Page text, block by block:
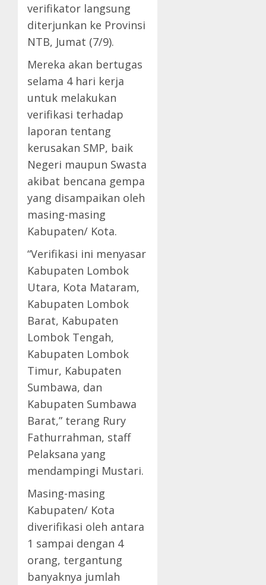
verifikator langsung
diterjunkan ke Provinsi
NTB, Jumat (7/9).
Mereka akan bertugas
selama 4 hari kerja
untuk melakukan
verifikasi terhadap
laporan tentang
kerusakan SMP, baik
Negeri maupun Swasta
akibat bencana gempa
yang disampaikan oleh
masing-masing
Kabupaten/ Kota.
“Verifikasi ini menyasar
Kabupaten Lombok
Utara, Kota Mataram,
Kabupaten Lombok
Barat, Kabupaten
Lombok Tengah,
Kabupaten Lombok
Timur, Kabupaten
Sumbawa, dan
Kabupaten Sumbawa
Barat,” terang Rury
Fathurrahman, staff
Pelaksana yang
mendampingi Mustari.
Masing-masing
Kabupaten/ Kota
diverifikasi oleh antara
1 sampai dengan 4
orang, tergantung
banyaknya jumlah